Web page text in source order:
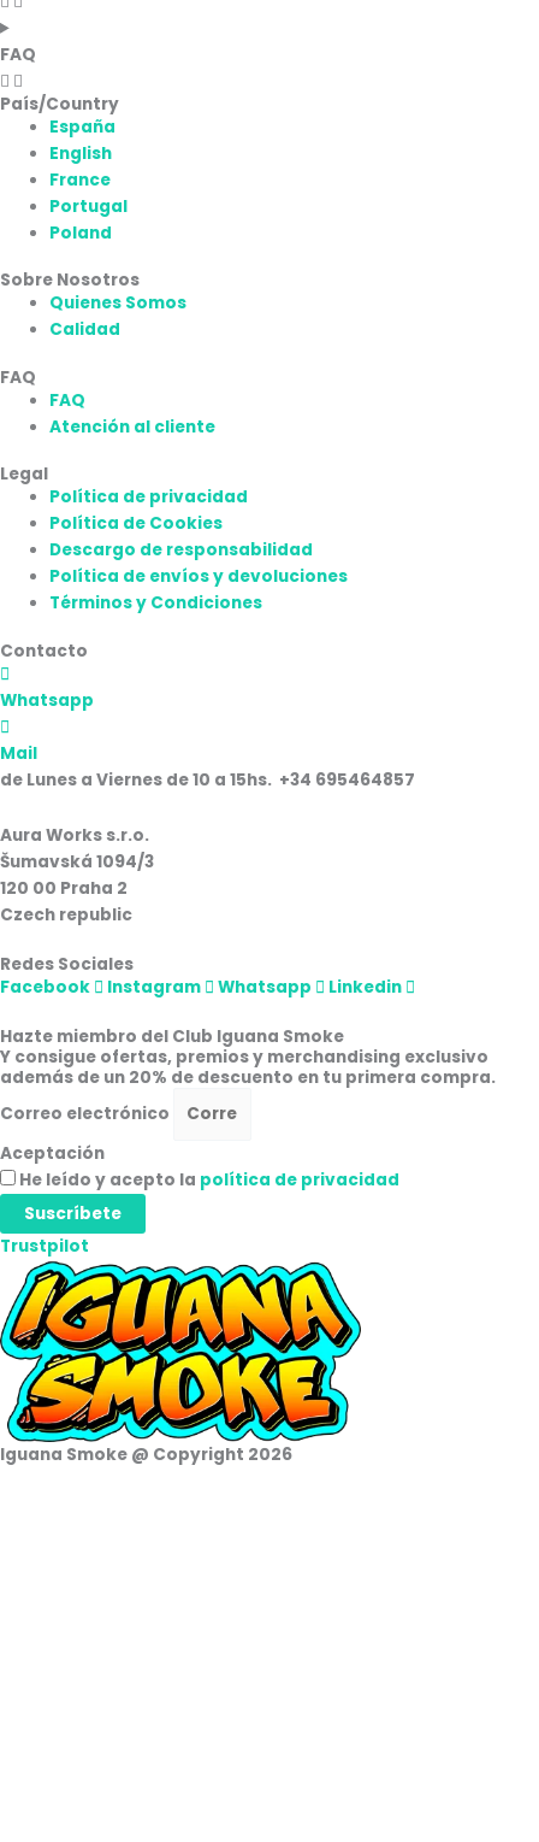
FAQ
País/Country
España
English
France
Portugal
Poland
Sobre Nosotros
Quienes Somos
Calidad
FAQ
FAQ
Atención al cliente
Legal
Política de privacidad
Política de Cookies
Descargo de responsabilidad
Política de envíos y devoluciones
Términos y Condiciones
Contacto
Whatsapp
Mail
de Lunes a Viernes de 10 a 15hs. +34 695464857
Aura Works s.r.o.
Šumavská 1094/3
120 00 Praha 2
Czech republic
Redes Sociales
Facebook
Instagram Whatsapp Linkedin
Hazte miembro del Club Iguana Smoke
Y consigue ofertas, premios y merchandising exclusivo
además de un 20% de descuento en tu primera compra.
Correo electrónico
Aceptación
He leído y acepto la política de privacidad
Suscríbete
Trustpilot
Iguana Smoke @ Copyright 2026